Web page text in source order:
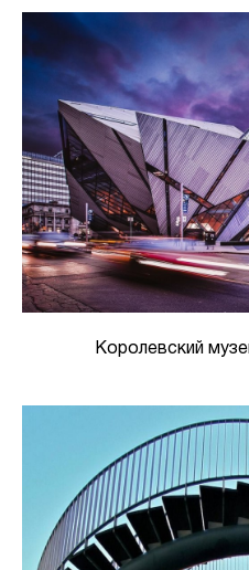
Королевский